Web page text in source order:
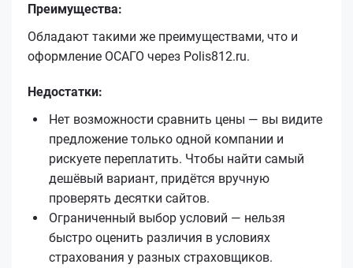
Преимущества:
Обладают такими же преимуществами, что и
оформление ОСАГО через Polis812.ru.
Недостатки:
Нет возможности сравнить цены — вы видите
предложение только одной компании и
рискуете переплатить. Чтобы найти самый
дешёвый вариант, придётся вручную
проверять десятки сайтов.
Ограниченный выбор условий — нельзя
быстро оценить различия в условиях
страхования у разных страховщиков.